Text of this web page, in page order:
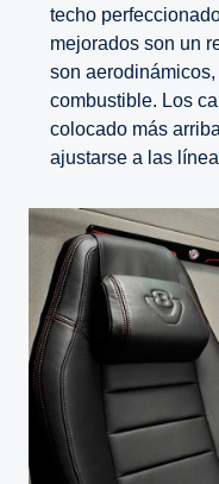
techo
mejorados son un
son
combustible. Los
colocado más
ajustarse a las